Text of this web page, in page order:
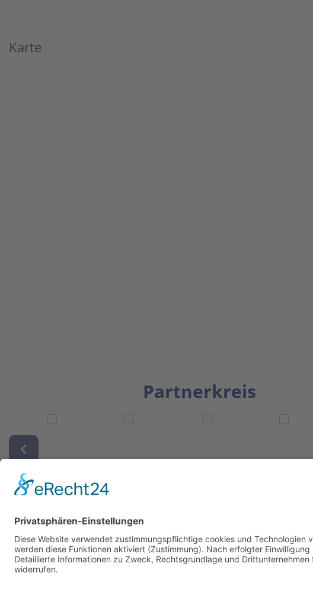
Karte
Partnerkreis
Newsletter
ZUR ANMELDUNG